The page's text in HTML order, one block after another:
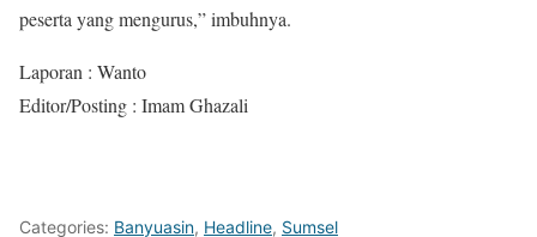
peserta yang mengurus,” imbuhnya.
Laporan : Wanto
Editor/Posting : Imam Ghazali
Categories: Banyuasin, Headline, Sumsel